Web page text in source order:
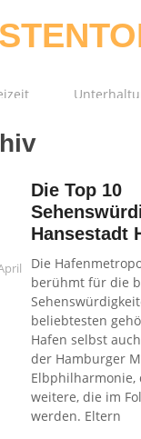
Die Top 10
Hansestadt
Die
berühmt für die
beliebtesten
Hafen selbst
der Hamburger
Elbphilharmonie,
weitere, die im
werden. Eltern